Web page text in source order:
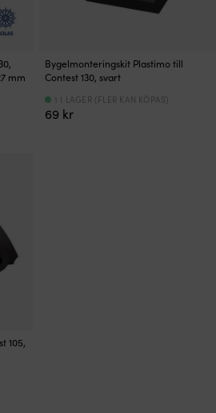
mm
Bygelmonteringskit Plastimo till
Contest 130, svart
69 kr
1 I LAGER (FLER KAN KÖPAS)
105,